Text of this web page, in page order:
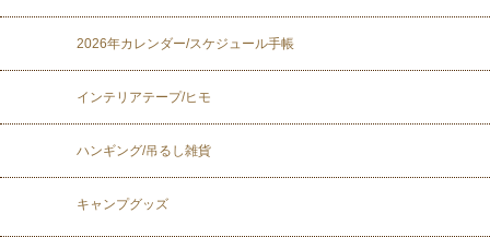
2026年カレンダー/スケジュール手帳
インテリアテープ/ヒモ
ハンギング/吊るし雑貨
キャンプグッズ